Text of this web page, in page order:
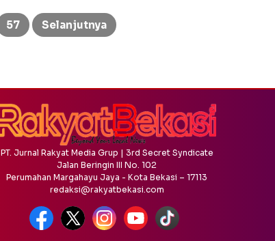
57 Selanjutnya
PT. Jurnal Rakyat Media Grup | 3rd Secret Syndicate
Jalan Beringin III No. 102
Perumahan Margahayu Jaya - Kota Bekasi – 17113
redaksi@rakyatbekasi.com